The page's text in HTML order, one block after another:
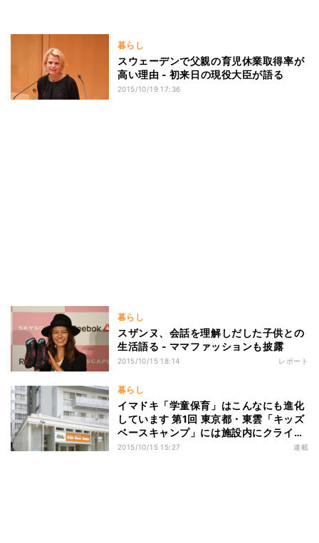
暮らし
スウェーデンで父親の育児休業取得率が
高い理由 - 初来日の現役大臣が語る
2015/10/19 17:36
暮らし
スザンヌ、会話を理解しだした子供との
生活語る - ママファッションも披露
2015/10/15 18:14 レポート
暮らし
イマドキ「学童保育」はこんなにも進化
しています 第1回 東京都・東雲「キッズ
ベースキャンプ」には施設内にクライミ
ングコースが!
2015/10/15 15:27 連載